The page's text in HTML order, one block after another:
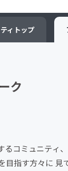
ィ トップ
ク
コミュニティ
指す方々に 見